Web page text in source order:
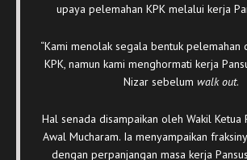
upaya pelemahan KPK melalui kerja
“Kami menolak segala bentuk pelemahan
KPK, namun kami menghormati kerja
Nizar sebelum walk out.
Hal senada disampaikan oleh Wakil Ketua
Awal Mucharam. Ia menyampaikan
dengan perpanjangan masa kerja